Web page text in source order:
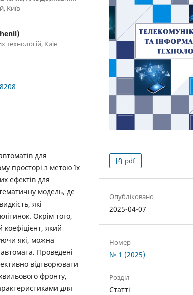
Київ
технологій, Київ
для
просторі з метою їх
ефектів для
модель, де
які
Окрім того,
коефіцієнт, який
які, можна
Проведені
відтворювати
фронту,
для
pdf
Опубліковано
2025-04-07
Номер
№ 1 (2025)
Розділ
Статті